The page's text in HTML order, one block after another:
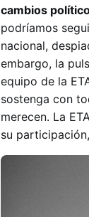
cambios
podríamos
nacional,
embargo, la
equipo de la
sostenga con
merecen. La
su